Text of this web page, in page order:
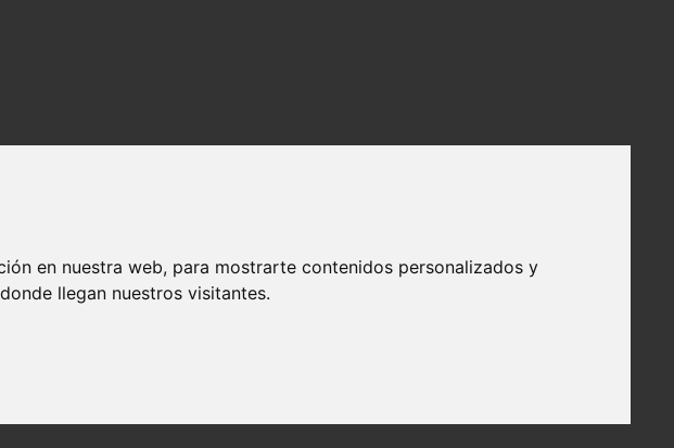
en nuestra web, para mostrarte contenidos personalizados y
llegan nuestros visitantes.